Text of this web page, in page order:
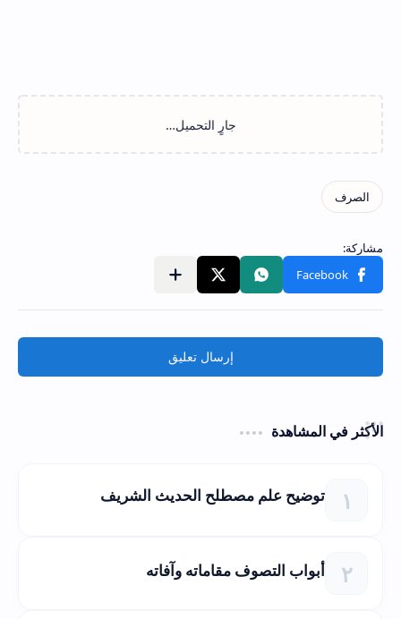
إرسال تعليق
الأكثر في المشاهدة
توضيح علم مصطلح الحديث الشريف
أبواب التصوف مقاماته وآفاته